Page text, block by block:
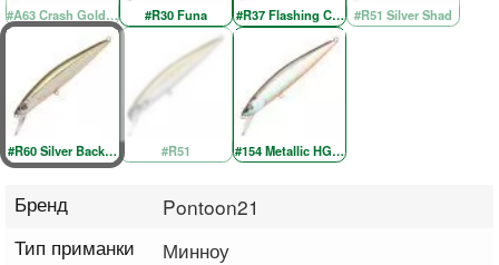
#A63 Crash Gold Chartreuse Re
#R30 Funa #R37 Flashing Chartreuse#R51 Silver Shad
#R60 Silver Back OB #R51 #154 Metallic HG Wakasagi OB
Бренд
Pontoon21
Тип приманки
Минноу